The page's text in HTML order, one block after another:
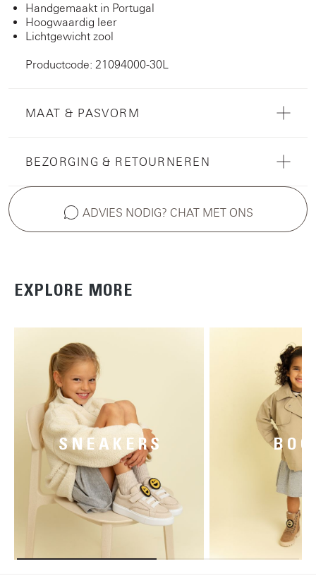
Handgemaakt in Portugal
Hoogwaardig leer
Lichtgewicht zool
Productcode: 21094000-30L
MAAT & PASVORM
BEZORGING & RETOURNEREN
ADVIES NODIG? CHAT MET ONS
EXPLORE MORE
SNEAKERS